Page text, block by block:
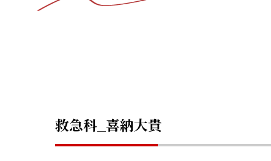
救急科_喜納大貴